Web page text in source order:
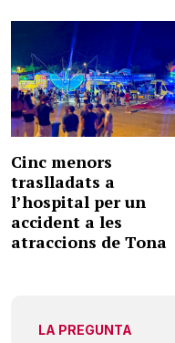
Cinc menors
traslladats a
l’hospital per un
accident a les
atraccions de Tona
LA PREGUNTA